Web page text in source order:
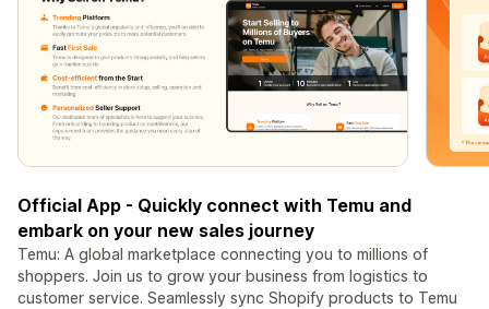
Official App - Quickly connect with Temu and
embark on your new sales journey
Temu: A global marketplace connecting you to millions of
shoppers. Join us to grow your business from logistics to
customer service. Seamlessly sync Shopify products to Temu